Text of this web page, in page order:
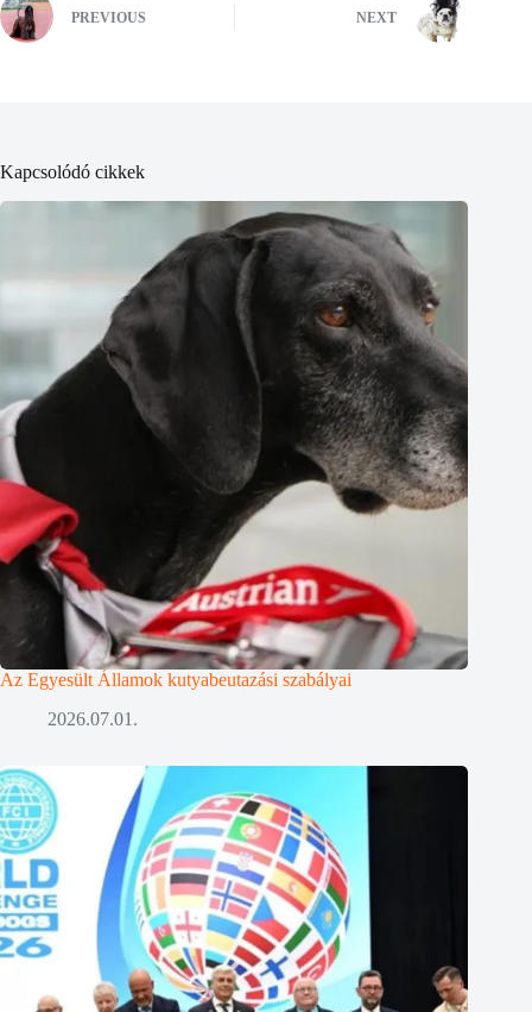
PREVIOUS NEXT
Kapcsolódó cikkek
Az Egyesült Államok kutyabeutazási szabályai
2026.07.01.